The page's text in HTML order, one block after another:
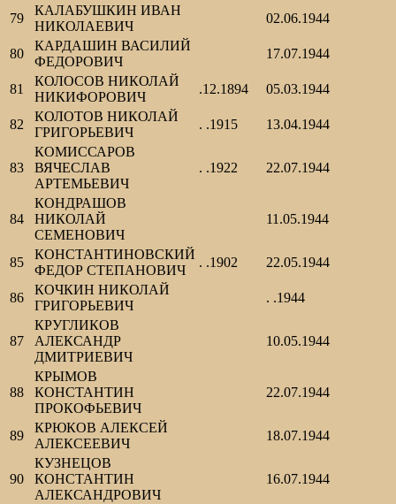
79
КАЛАБУШКИН ИВАН
НИКОЛАЕВИЧ
02.06.1944
80
КАРДАШИН ВАСИЛИЙ
ФЕДОРОВИЧ
17.07.1944
81
КОЛОСОВ НИКОЛАЙ
НИКИФОРОВИЧ
.12.1894 05.03.1944
82
КОЛОТОВ НИКОЛАЙ
ГРИГОРЬЕВИЧ
. .1915 13.04.1944
83
КОМИССАРОВ
ВЯЧЕСЛАВ
АРТЕМЬЕВИЧ
. .1922 22.07.1944
84
КОНДРАШОВ
НИКОЛАЙ
СЕМЕНОВИЧ
11.05.1944
85
КОНСТАНТИНОВСКИЙ
ФЕДОР СТЕПАНОВИЧ
. .1902 22.05.1944
86
КОЧКИН НИКОЛАЙ
ГРИГОРЬЕВИЧ
. .1944
87
КРУГЛИКОВ
АЛЕКСАНДР
ДМИТРИЕВИЧ
10.05.1944
88
КРЫМОВ
КОНСТАНТИН
ПРОКОФЬЕВИЧ
22.07.1944
89
КРЮКОВ АЛЕКСЕЙ
АЛЕКСЕЕВИЧ
18.07.1944
90
КУЗНЕЦОВ
КОНСТАНТИН
АЛЕКСАНДРОВИЧ
16.07.1944